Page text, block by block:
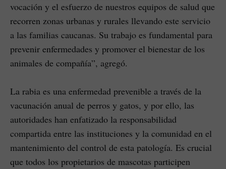
vocación y el esfuerzo de nuestros equipos de salud que
recorren zonas urbanas y rurales llevando este servicio
a las familias caucanas. Su trabajo es fundamental para
prevenir enfermedades y promover el bienestar de los
animales de compañía”, agregó.
La rabia es una enfermedad prevenible a través de la
vacunación anual de perros y gatos, y por ello, las
autoridades han enfatizado la responsabilidad
compartida entre las instituciones y la comunidad en el
mantenimiento del control de esta patología. Es crucial
que todos los propietarios de mascotas participen